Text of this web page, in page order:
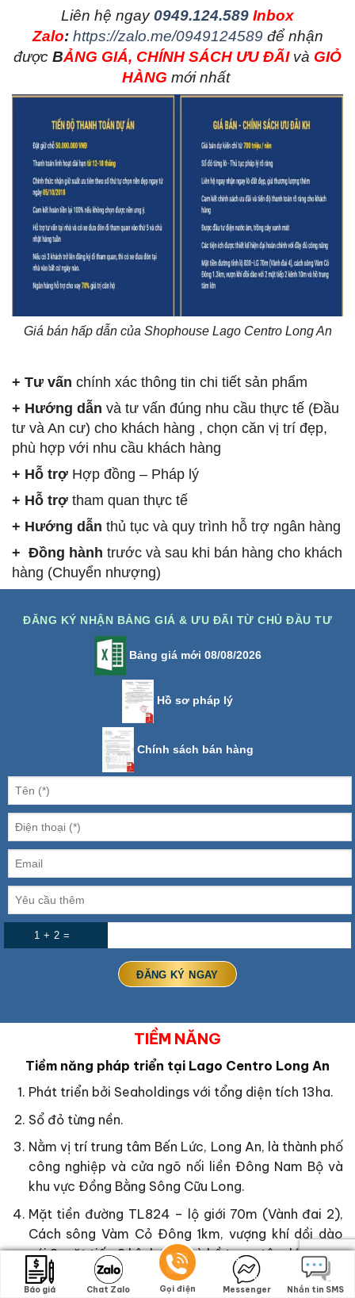
Liên hệ ngay 0949.124.589 Inbox
Zalo: https://zalo.me/0949124589để nhận
được BẢNG GIÁ, CHÍNH SÁCH ƯU ĐÃIvà GIỎ
HÀNG mới nhất
Giá bán hấp dẫn của Shophouse Lago Centro Long An
+ Tư vấn chính xác thông tin chi tiết sản phẩm
+ Hướng dẫn và tư vấn đúng nhu cầu thực tế (Đầu
tư và An cư) cho khách hàng , chọn căn vị trí đẹp,
phù hợp với nhu cầu khách hàng
+ Hỗ trợ Hợp đồng – Pháp lý
+ Hỗ trợ tham quan thực tế
+ Hướng dẫn thủ tục và quy trình hỗ trợ ngân hàng
+ Đồng hành trước và sau khi bán hàng cho khách
hàng (Chuyển nhượng)
ĐĂNG KÝ NHẬN BẢNG GIÁ & ƯU ĐÃI TỪ CHỦ ĐẦU TƯ
Bảng giá mới 08/08/2026
Hồ sơ pháp lý
Chính sách bán hàng
1 + 2 =
TIỀM NĂNG
Tiềm năng pháp triển tại Lago Centro Long An
Phát triển bởi Seaholdings với tổng diện tích 13ha.
Sổ đỏ từng nền.
Nằm vị trí trung tâm Bến Lức, Long An, là thành phố
công nghiệp và cửa ngõ nối liền Đông Nam Bộ và
khu vực Đồng Bằng Sông Cữu Long.
Mặt tiền đường TL824 – lộ giới 70m (Vành đai 2),
Cách sông Vàm Cỏ Đông 1km, vượng khí dồi dào
với 2 mặt tiếp 2 kênh 10m và hồ trung tâm lớn.
Nằm trong khu hạ tầng đồng bộ với hệ thống giao
Báo giá Chat Zalo Gọi điện Messenger Nhắn tin SMS
Báo giá Chat Zalo Gọi điện Messenger Nhắn tin SMS